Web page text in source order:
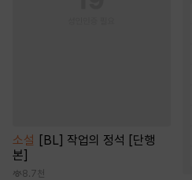
소설 [BL] 작업의 정석 [단행
본]
8.7천